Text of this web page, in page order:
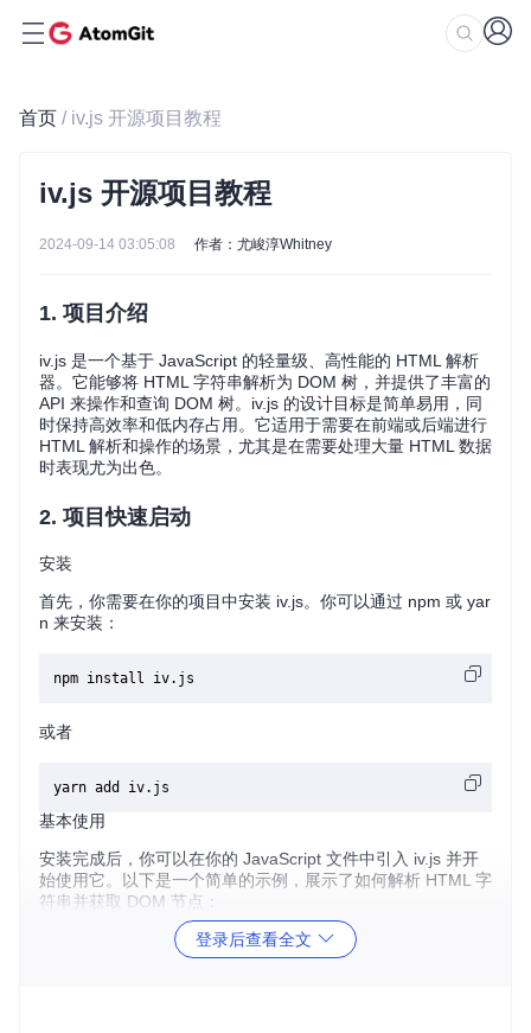
首页 / iv.js 开源项目教程
iv.js 开源项目教程
2024-09-14 03:05:08 作者：尤峻淳Whitney
1. 项目介绍
iv.js 是一个基于 JavaScript 的轻量级、高性能的 HTML 解析
器。它能够将 HTML 字符串解析为 DOM 树，并提供了丰富的
API 来操作和查询 DOM 树。iv.js 的设计目标是简单易用，同
时保持高效率和低内存占用。它适用于需要在前端或后端进行
HTML 解析和操作的场景，尤其是在需要处理大量 HTML 数据
时表现尤为出色。
2. 项目快速启动
安装
首先，你需要在你的项目中安装 iv.js。你可以通过 npm 或 yar
n 来安装：
或者
基本使用
安装完成后，你可以在你的 JavaScript 文件中引入 iv.js 并开
始使用它。以下是一个简单的示例，展示了如何解析 HTML 字
符串并获取 DOM 节点：
require('iv.js');
登录后查看全文